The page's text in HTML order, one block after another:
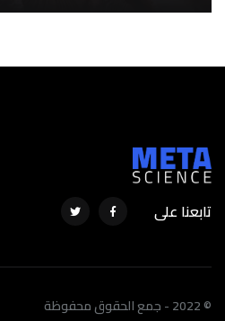
تابعنا على
© 2022 - جمع الحقوق محفوظة